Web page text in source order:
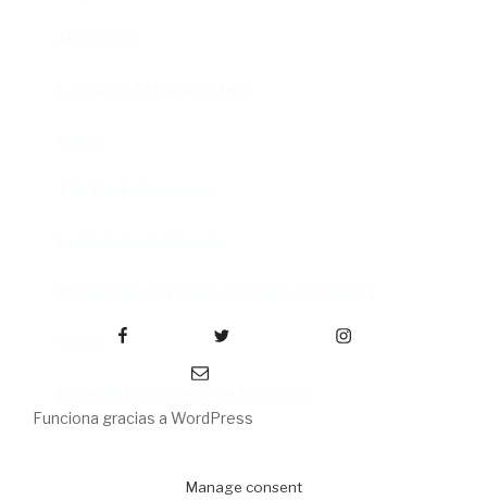
Correo electrónico
Funciona gracias a WordPress
Manage consent